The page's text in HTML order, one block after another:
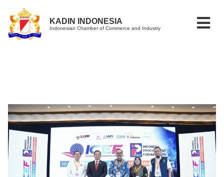
KADIN INDONESIA
Indonesian Chamber of Commerce and Industry